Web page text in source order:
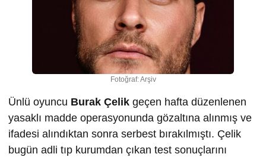
Fotoğraf: Arşiv
Ünlü oyuncu Burak Çelik geçen hafta düzenlenen
yasaklı madde operasyonunda gözaltına alınmış ve
ifadesi alındıktan sonra serbest bırakılmıştı. Çelik
bugün adli tıp kurumdan çıkan test sonuçlarını